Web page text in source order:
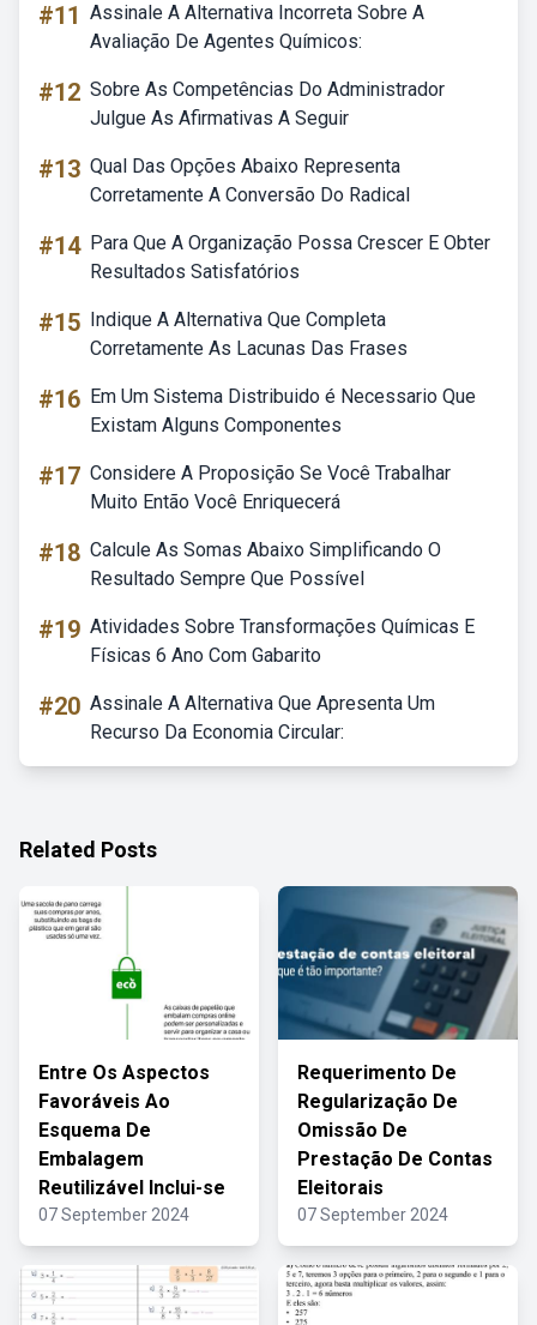
#11 Assinale A Alternativa Incorreta Sobre A
Avaliação De Agentes Químicos:
#12 Sobre As Competências Do Administrador
Julgue As Afirmativas A Seguir
#13 Qual Das Opções Abaixo Representa
Corretamente A Conversão Do Radical
#14 Para Que A Organização Possa Crescer E Obter
Resultados Satisfatórios
#15 Indique A Alternativa Que Completa
Corretamente As Lacunas Das Frases
#16 Em Um Sistema Distribuido é Necessario Que
Existam Alguns Componentes
#17 Considere A Proposição Se Você Trabalhar
Muito Então Você Enriquecerá
#18 Calcule As Somas Abaixo Simplificando O
Resultado Sempre Que Possível
#19 Atividades Sobre Transformações Químicas E
Físicas 6 Ano Com Gabarito
#20 Assinale A Alternativa Que Apresenta Um
Recurso Da Economia Circular:
Related Posts
Entre Os Aspectos
Favoráveis Ao
Esquema De
Embalagem
Reutilizável Inclui-se
07 September 2024
Requerimento De
Regularização De
Omissão De
Prestação De Contas
Eleitorais
07 September 2024